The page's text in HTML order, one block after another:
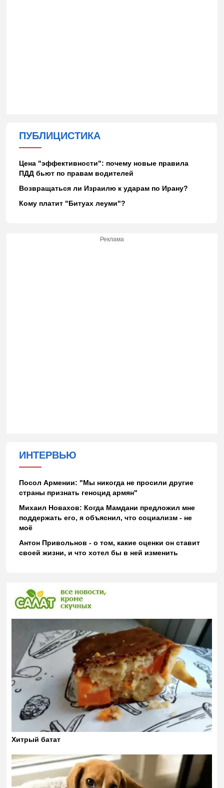
ПУБЛИЦИСТИКА
Цена "эффективности": почему новые правила
ПДД бьют по правам водителей
Возвращаться ли Израилю к ударам по Ирану?
Кому платит "Битуах леуми"?
Реклама
ИНТЕРВЬЮ
Посол Армении: "Мы никогда не просили другие
страны признать геноцид армян"
Михаил Новахов: Когда Мамдани предложил мне
поддержать его, я объяснил, что социализм - не
моё
Антон Привольнов - о том, какие оценки он ставит
своей жизни, и что хотел бы в ней изменить